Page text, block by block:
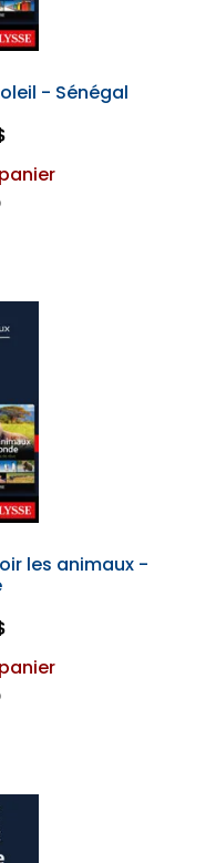
- Sénégal
les animaux -